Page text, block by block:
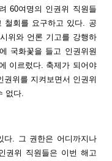
60여명의 인권위 직원들
철회를 요구하고 있다. 공
위와 언론 기고를 강행하
국화꽃을 들고 인권위원
이르렀다. 축제가 되어야
위를 지켜보면서 인권위
없다.
다. 그 권한은 어디까지나
권위 직원들은 이번 해고